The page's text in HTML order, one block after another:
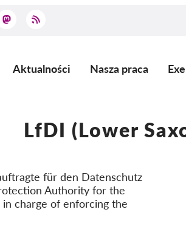
Main
Aktualności Nasza praca
LfDI (Lower
für den Datenschutz
Authority for the
charge of enforcing the